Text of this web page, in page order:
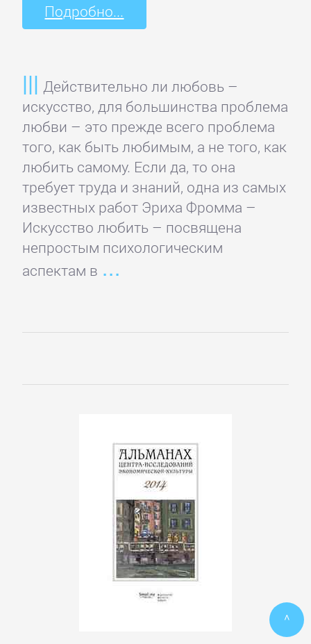
Подробно...
Действительно ли любовь –
искусство, для большинства проблема
любви – это прежде всего проблема
того, как быть любимым, а не того, как
любить самому. Если да, то она
требует труда и знаний, одна из самых
известных работ Эриха Фромма –
Искусство любить – посвящена
непростым психологическим
аспектам в
Языкознание
ПОВЕСТИ
И
РАССКАЗЫ
Очерки
Повести
Рассказы
И
^